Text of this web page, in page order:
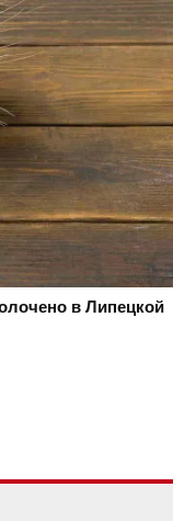
в Липецкой